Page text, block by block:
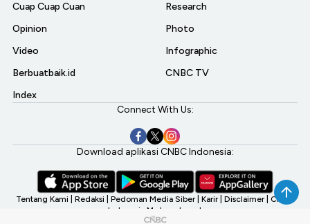
Cuap Cuap Cuan
Opinion
Video
Berbuatbaik.id
Index
Research
Photo
Infographic
CNBC TV
Connect With Us:
Download aplikasi CNBC Indonesia:
Tentang Kami Redaksi Pedoman Media Siber Karir Disclaimer CNBC
Indonesia My Investment
©2026 CNBC Indonesia, A Transmedia Company